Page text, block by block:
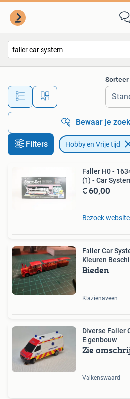
Alle afstanden…
Sorteer
Bewaar je
Filters Hobby en Vrije tijd
Faller H0 -
(1) - Car
€ 60,00
Bezoek website
Faller Car
Kleuren
Bieden
Klazienaveen
Diverse Faller
Eigenbouw
Zie
Valkenswaard